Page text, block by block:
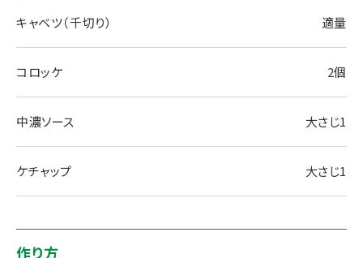
キャベツ（千切り） 適量
コロッケ 2個
中濃ソース 大さじ1
ケチャップ 大さじ1
作り方